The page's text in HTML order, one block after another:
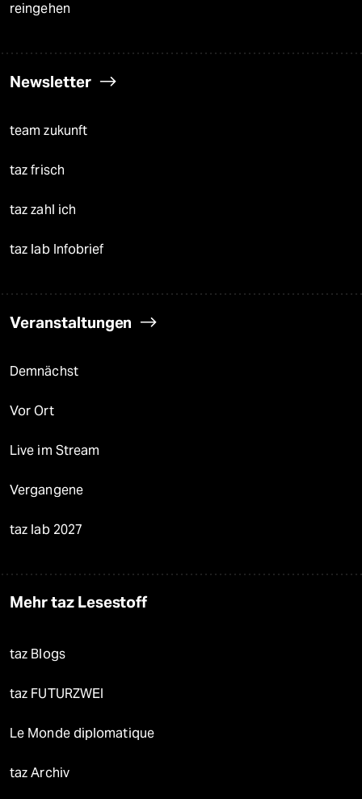
reingehen
Newsletter
team zukunft
taz frisch
taz zahl ich
taz lab Infobrief
Veranstaltungen
Demnächst
Vor Ort
Live im Stream
Vergangene
taz lab 2027
Mehr taz Lesestoff
taz Blogs
taz FUTURZWEI
Le Monde diplomatique
taz Archiv